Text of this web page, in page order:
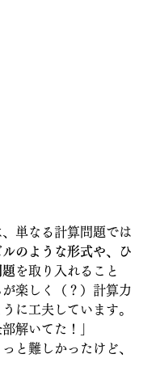
単なる計算問題では
のような形式や、ひ
題を取り入れること
楽しく（？）計算力
に工夫しています。
解いてた！」
と難しかったけど、